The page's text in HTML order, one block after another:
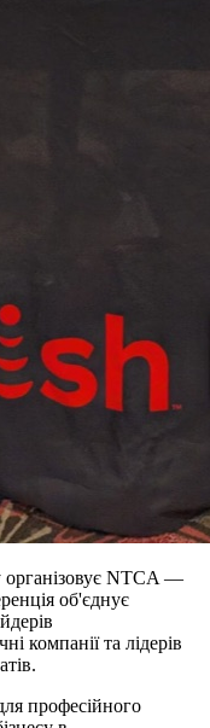
організовує NTCA —
об'єднує
компанії та лідерів
професійного